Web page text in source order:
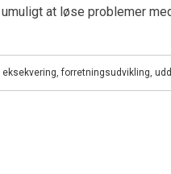
at løse problemer
eksekvering,forretningsudvikling,